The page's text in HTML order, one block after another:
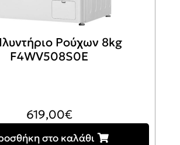
Ρούχων 8kg
F4WV508S0Ε
619,00€
στο καλάθι